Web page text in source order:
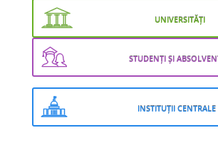
UNIVERSITĂȚI
STUDENȚI ȘI
INSTITUȚII CENTRALE